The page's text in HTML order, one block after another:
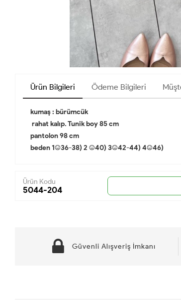
Ürün Bilgileri Ödeme Bilgileri
kumaş : bürümcük
rahat kalıp. Tunik boy 85 cm
pantolon 98 cm
beden 1:(36-38) 2 :(40) 3:(42-44) 4:(46)
Ürün Kodu
5044-204
Güvenli Alışveriş İmkanı